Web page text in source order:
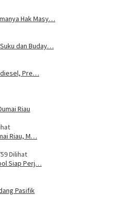
Hak Masy…
dan Buday…
Pre…
Riau, M…
Dilihat
Siap Perj…
Pasifik